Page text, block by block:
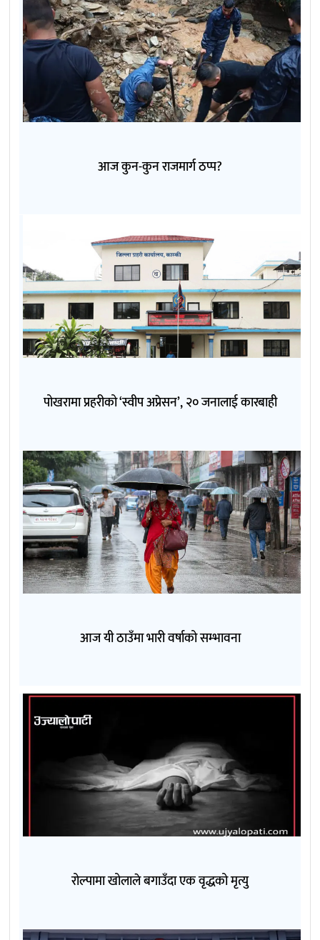
आज कुन-कुन राजमार्ग ठप्प?
पोखरामा प्रहरीको ‘स्वीप अप्रेसन’, २० जनालाई कारबाही
आज यी ठाउँमा भारी वर्षाको सम्भावना
रोल्पामा खोलाले बगाउँदा एक वृद्धको मृत्यु